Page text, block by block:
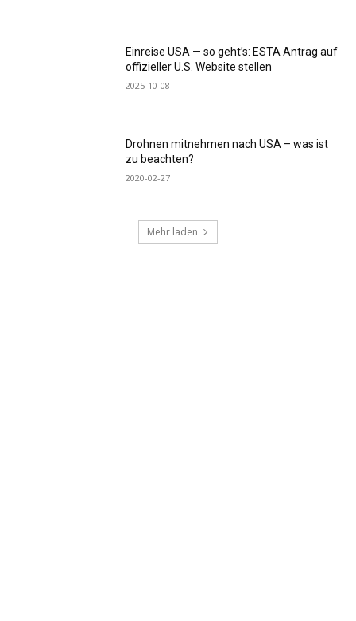
Einreise USA — so geht’s: ESTA Antrag auf
offizieller U.S. Website stellen
2025-10-08
Drohnen mitnehmen nach USA – was ist
zu beachten?
2020-02-27
Mehr laden